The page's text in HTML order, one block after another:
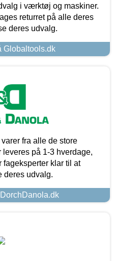
i værktøj og maskiner.
returret på alle deres
deres udvalg.
Globaltools.dk
fra alle de store
på 1-3 hverdage,
klar til at
deres udvalg.